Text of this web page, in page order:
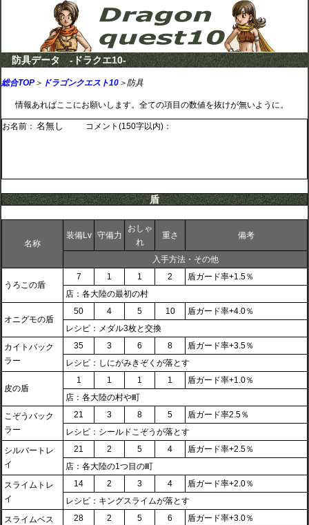
防具データ -ドラクエ10-
総合TOP ＞ ドラゴンクエスト10 ＞防具
情報あればここにお願いします。全ての項目の数値を抜けが無いように。
お名前： コメント(150字以内)：
盾
名称
装備Lv 守備力
おしゃ
れ
重さ 備考
入手方法・その他
うろこの盾
7 1 1 2
盾ガード率+1.5％
店：各大陸の最初の村
オニグモの盾
50 4 5 10
盾ガード率+4.0％
レシピ：メダル3枚と交換
カイトバック
ラー
35 3 6 8
盾ガード率+3.5％
レシピ：しにがみきぞくが落とす
皮の盾
1 1 1 1
盾ガード率+1.0％
店：各大陸の村や町
こぞうバック
ラー
21 3 8 5
盾ガード率2.5％
レシピ：シールドこぞうが落とす
シルバートレ
イ
21 2 5 4
盾ガード率+2.5％
店：各大陸の1つ目の町
スライムトレ
イ
14 2 3 4
盾ガード率+2.0％
レシピ：キングスライムが落とす
スライムベス
28 2 5 6
盾ガード率+3.0％